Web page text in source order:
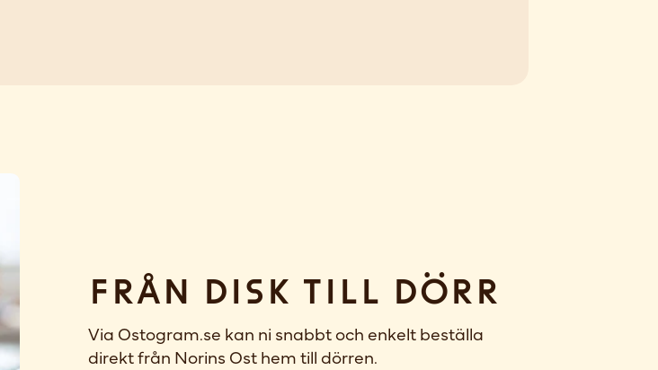
Från disk till dörr
Via Ostogram.se kan ni snabbt och enkelt beställa
direkt från Norins Ost hem till dörren.